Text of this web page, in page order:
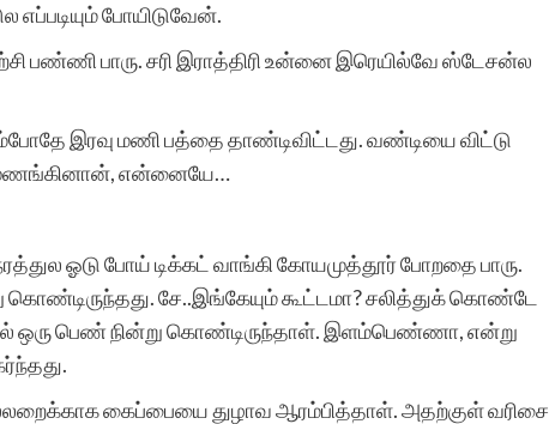
போயிடுவேன்.
பண்ணி பாரு. சரி இராத்திரி உன்னை இரெயில்வே ஸ்டேசன்ல
இரவு மணி பத்தை தாண்டிவிட்டது. வண்டியை விட்டு
என்னையே…
ஓடு போய் டிக்கட் வாங்கி கோயமுத்தூர் போறதை பாரு.
கொண்டிருந்தது. சே..இங்கேயும் கூட்டமா? சலித்துக் கொண்டே
ஒரு பெண் நின்று கொண்டிருந்தாள். இளம்பெண்ணா, என்று
கைப்பையை துழாவ ஆரம்பித்தாள். அதற்குள் வரிசை